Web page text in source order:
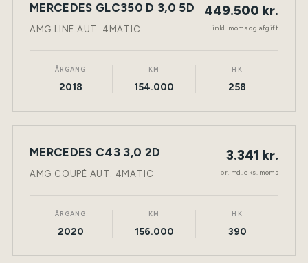
NY BIL DIESEL TØNDER
MERCEDES GLC350 D 3,0 5D
AMG LINE AUT. 4MATIC
449.500 kr.
inkl. moms og afgift
ÅRGANG
2018
KM
154.000
HK
258
LEASING NY BIL TØNDER
MERCEDES C43 3,0 2D
AMG COUPÉ AUT. 4MATIC
3.341 kr.
pr. md. eks. moms
ÅRGANG
2020
KM
156.000
HK
390